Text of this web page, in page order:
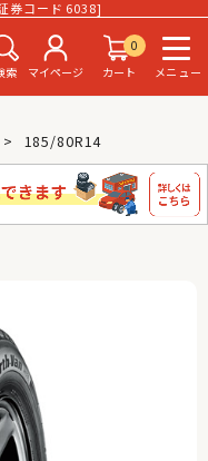
券コード 6038]
索 マイページ
0
カート
メニュー
185/80R14